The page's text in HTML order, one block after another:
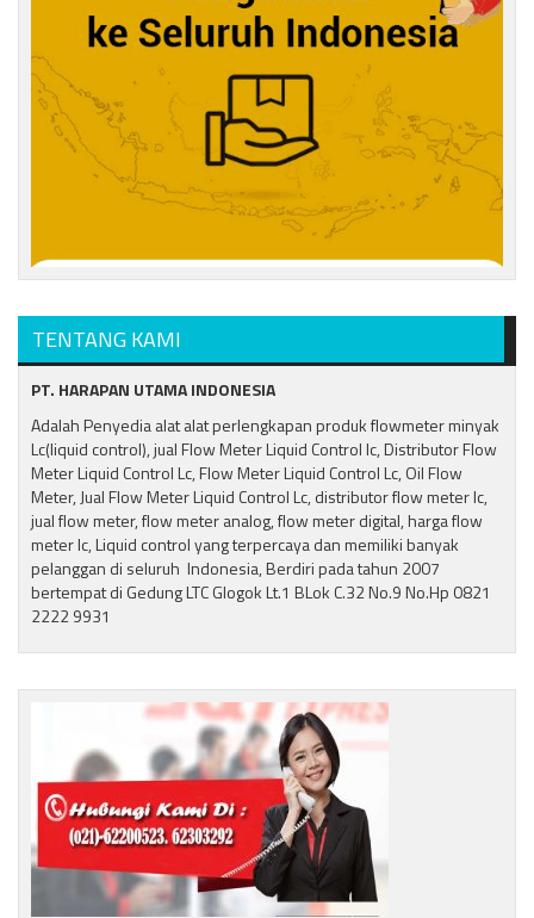
TENTANG KAMI
PT. HARAPAN UTAMA INDONESIA
Adalah Penyedia alat alat perlengkapan produk flowmeter minyak
Lc(liquid control), jual Flow Meter Liquid Control lc, Distributor Flow
Meter Liquid Control Lc, Flow Meter Liquid Control Lc, Oil Flow
Meter, Jual Flow Meter Liquid Control Lc, distributor flow meter lc,
jual flow meter, flow meter analog, flow meter digital, harga flow
meter lc, Liquid control yang terpercaya dan memiliki banyak
pelanggan di seluruh Indonesia, Berdiri pada tahun 2007
bertempat di Gedung LTC Glogok Lt.1 BLok C.32 No.9 No.Hp 0821
2222 9931